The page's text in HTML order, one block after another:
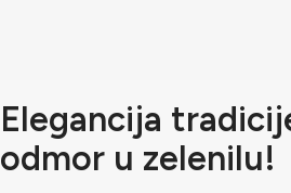
Elegancija
odmor u zelenilu!